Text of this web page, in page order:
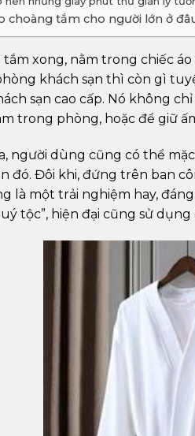
choàng tắm cho người lớn ở
tắm xong, nằm trong chiếc
khách sạn thì còn gì
sạn cao cấp. Nó không
trong phòng, hoặc để giữ
người dùng cũng có thể
đó. Đôi khi, đứng trên ban
là một trải nghiệm hay,
tộc”, hiện đại cũng sử